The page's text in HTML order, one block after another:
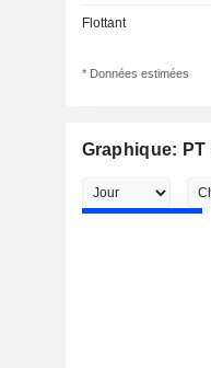
Flottant
* Données estimées
Graphique: